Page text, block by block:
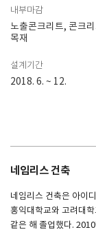
내부마감
노출콘크리트, 콘크
목재
설계기간
2018. 6. ~ 12.
네임리스 건축
네임리스 건축은 아이
홍익대학교와 고려대
같은 해 졸업했다.